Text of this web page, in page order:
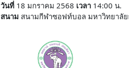
วันที่ 18 มกราคม 2568 เวลา 14:00 น.
สนาม สนามกีฬาซอฟท์บอล มหาวิทยาลั